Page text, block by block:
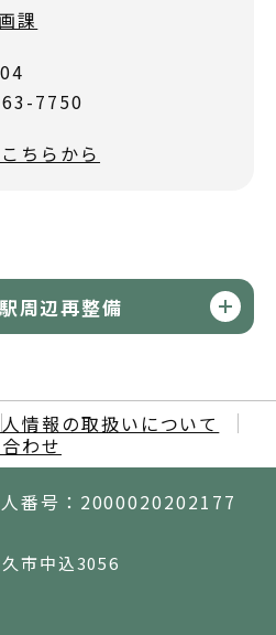
課
7750
ちらから
周辺再整備
情報の取扱いについて
わせ
番号：2000020202177
市中込3056